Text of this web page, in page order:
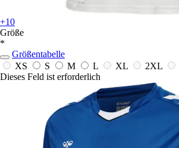
+10
Größe
*
Größentabelle
XS
S M L XL 2XL
Dieses Feld ist erforderlich